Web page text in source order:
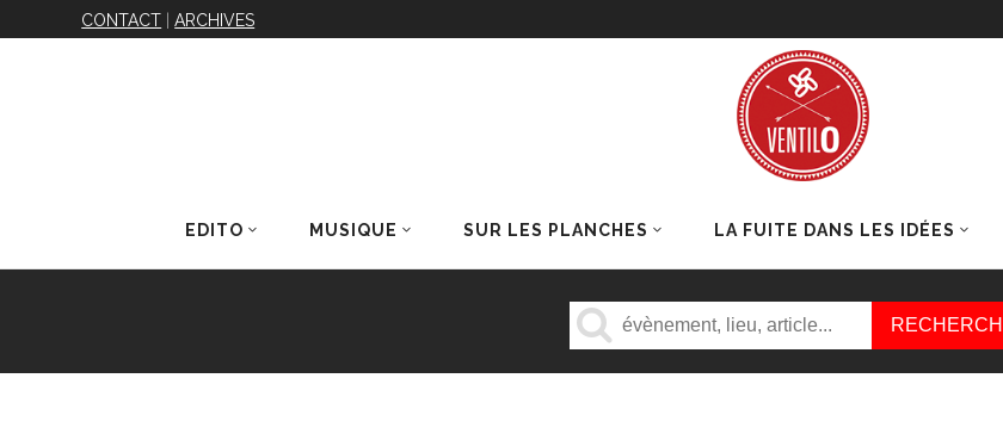
CONTACT |ARCHIVES
EDITO MUSIQUE SUR LES PLANCHES LA FUITE DANS LES IDÉES